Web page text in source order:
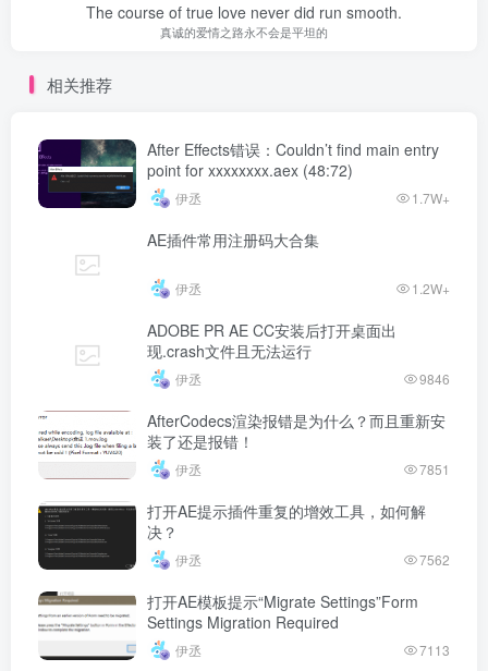
The course of true love never did run smooth.
真诚的爱情之路永不会是平坦的
相关推荐
After Effects错误：Couldn’t find main entry
point for xxxxxxxx.aex (48:72)
伊丞 1.7W+
AE插件常用注册码大合集
伊丞 1.2W+
ADOBE PR AE CC安装后打开桌面出
现.crash文件且无法运行
伊丞 9846
AfterCodecs渲染报错是为什么？而且重新安
装了还是报错！
伊丞 7851
打开AE提示插件重复的增效工具，如何解
决？
伊丞 7562
打开AE模板提示“Migrate Settings”Form
Settings Migration Required
伊丞 7113